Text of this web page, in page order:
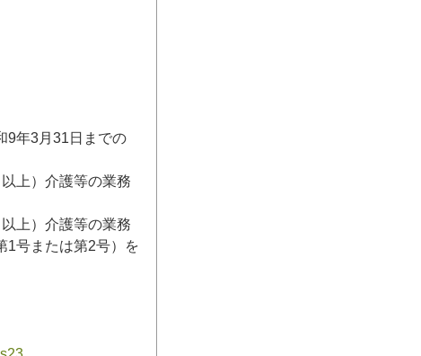
9年3月31日までの
上）介護等の業務
上）介護等の業務
1号または第2号）を